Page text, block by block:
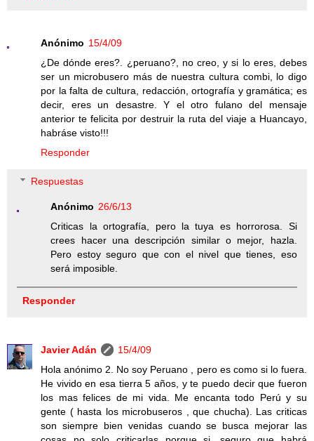
Anónimo 15/4/09
¿De dónde eres?. ¿peruano?, no creo, y si lo eres, debes
ser un microbusero más de nuestra cultura combi, lo digo
por la falta de cultura, redacción, ortografía y gramática; es
decir, eres un desastre. Y el otro fulano del mensaje
anterior te felicita por destruir la ruta del viaje a Huancayo,
habráse visto!!!
Responder
Respuestas
Anónimo 26/6/13
Criticas la ortografía, pero la tuya es horrorosa. Si
crees hacer una descripción similar o mejor, hazla.
Pero estoy seguro que con el nivel que tienes, eso
será imposible.
Responder
Javier Adán
15/4/09
Hola anónimo 2. No soy Peruano , pero es como si lo fuera.
He vivido en esa tierra 5 años, y te puedo decir que fueron
los mas felices de mi vida. Me encanta todo Perú y su
gente ( hasta los microbuseros , que chucha). Las criticas
son siempre bien venidas cuando se busca mejorar las